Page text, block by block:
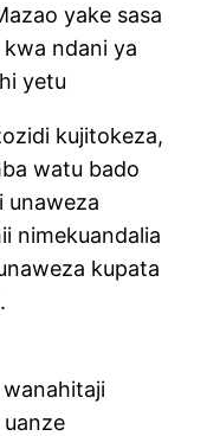
yake sasa
ndani ya
yetu
kujitokeza,
watu bado
unaweza
nimekuandalia
kupata